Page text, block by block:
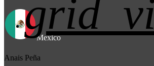
Mexico
Anais Peña